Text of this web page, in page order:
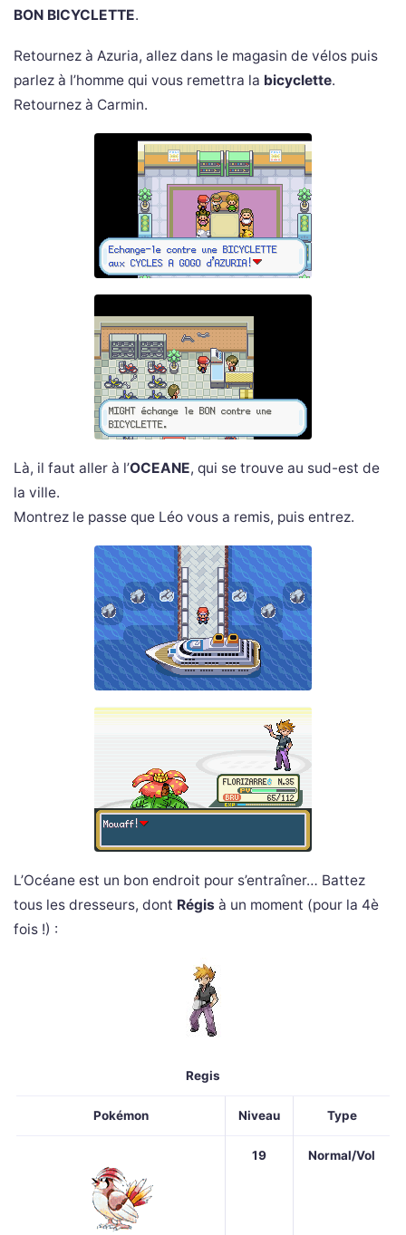
BON BICYCLETTE.
Retournez à Azuria, allez dans le magasin de vélos puis
parlez à l’homme qui vous remettra la bicyclette.
Retournez à Carmin.
Là, il faut aller à l’OCEANE, qui se trouve au sud-est de
la ville.
Montrez le passe que Léo vous a remis, puis entrez.
L’Océane est un bon endroit pour s’entraîner… Battez
tous les dresseurs, dont Régis à un moment (pour la 4è
fois !) :
Regis
Pokémon Niveau Type
19 Normal/Vol